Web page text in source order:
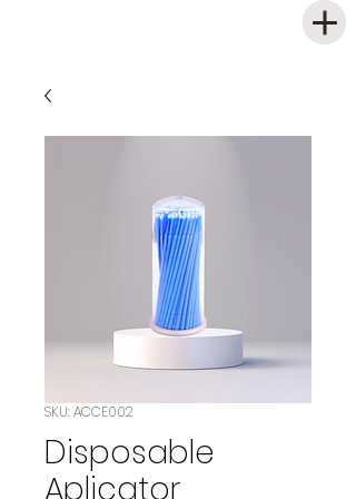
SKU: ACCE002
Disposable
Aplicator